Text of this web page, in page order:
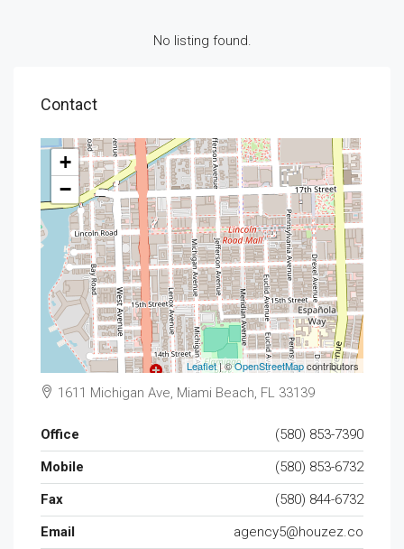
No listing found.
Contact
+
−
Leaflet| ©OpenStreetMapcontributors
1611 Michigan Ave, Miami Beach, FL 33139
Office
(580) 853-7390
Mobile
(580) 853-6732
Fax
(580) 844-6732
Email
agency5@houzez.co